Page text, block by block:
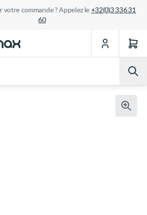
votre commande ? Appelez le +32(0)3 336 31
60